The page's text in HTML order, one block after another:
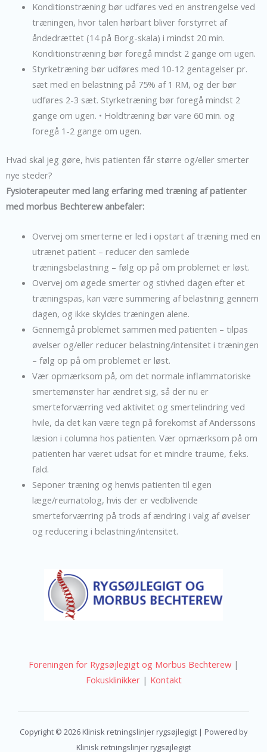
Konditionstræning bør udføres ved en anstrengelse ved
træningen, hvor talen hørbart bliver forstyrret af
åndedrættet (14 på Borg-skala) i mindst 20 min.
Konditionstræning bør foregå mindst 2 gange om ugen.
Styrketræning bør udføres med 10-12 gentagelser pr.
sæt med en belastning på 75% af 1 RM, og der bør
udføres 2-3 sæt. Styrketræning bør foregå mindst 2
gange om ugen. • Holdtræning bør vare 60 min. og
foregå 1-2 gange om ugen.
Hvad skal jeg gøre, hvis patienten får større og/eller smerter
nye steder?
Fysioterapeuter med lang erfaring med træning af patienter
med morbus Bechterew anbefaler:
Overvej om smerterne er led i opstart af træning med en
utrænet patient – reducer den samlede
træningsbelastning – følg op på om problemet er løst.
Overvej om øgede smerter og stivhed dagen efter et
træningspas, kan være summering af belastning gennem
dagen, og ikke skyldes træningen alene.
Gennemgå problemet sammen med patienten – tilpas
øvelser og/eller reducer belastning/intensitet i træningen
– følg op på om problemet er løst.
Vær opmærksom på, om det normale inflammatoriske
smertemønster har ændret sig, så der nu er
smerteforværring ved aktivitet og smertelindring ved
hvile, da det kan være tegn på forekomst af Anderssons
læsion i columna hos patienten. Vær opmærksom på om
patienten har været udsat for et mindre traume, f.eks.
fald.
Seponer træning og henvis patienten til egen
læge/reumatolog, hvis der er vedblivende
smerteforværring på trods af ændring i valg af øvelser
og reducering i belastning/intensitet.
Foreningen for Rygsøjlegigt og Morbus Bechterew|
Fokusklinikker| Kontakt
Copyright © 2026 Klinisk retningslinjer rygsøjlegigt | Powered by
Klinisk retningslinjer rygsøjlegigt